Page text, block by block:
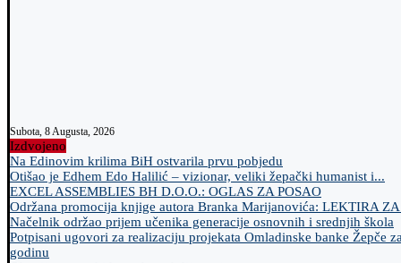
Subota, 8 Augusta, 2026
Izdvojeno
Na Edinovim krilima BiH ostvarila prvu pobjedu
Otišao je Edhem Edo Halilić – vizionar, veliki žepački humanist i...
EXCEL ASSEMBLIES BH D.O.O.: OGLAS ZA POSAO
Održana promocija knjige autora Branka Marijanovića: LEKTIRA
Načelnik održao prijem učenika generacije osnovnih i srednjih škola
Potpisani ugovori za realizaciju projekata Omladinske banke Žepče
godinu